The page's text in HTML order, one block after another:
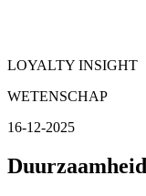
LOYALTY INSIGHT
WETENSCHAP
16-12-2025